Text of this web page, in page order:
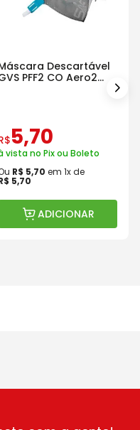
Descartável
PFF2 CO Aero2
5,70
vista no Pix ou Boleto
R$ 5,70 em 1x de
5,70
ADICIONAR